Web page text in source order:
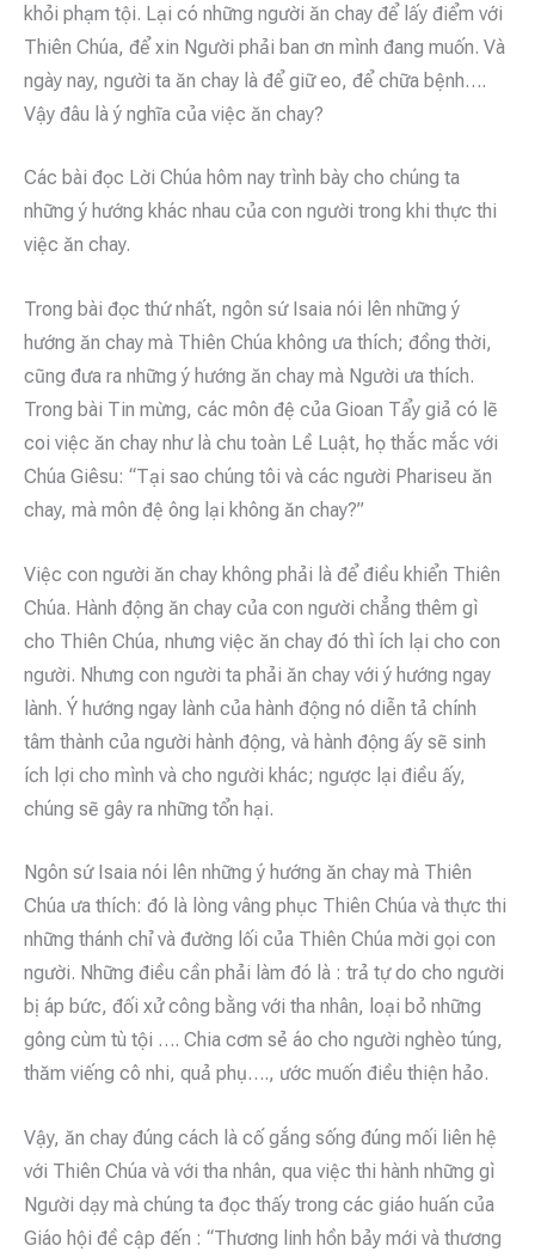
khỏi phạm tội. Lại có những người ăn chay để lấy điểm với
Thiên Chúa, để xin Người phải ban ơn mình đang muốn. Và
ngày nay, người ta ăn chay là để giữ eo, để chữa bệnh….
Vậy đâu là ý nghĩa của việc ăn chay?
Các bài đọc Lời Chúa hôm nay trình bày cho chúng ta
những ý hướng khác nhau của con người trong khi thực thi
việc ăn chay.
Trong bài đọc thứ nhất, ngôn sứ Isaia nói lên những ý
hướng ăn chay mà Thiên Chúa không ưa thích; đồng thời,
cũng đưa ra những ý hướng ăn chay mà Người ưa thích.
Trong bài Tin mừng, các môn đệ của Gioan Tẩy giả có lẽ
coi việc ăn chay như là chu toàn Lề Luật, họ thắc mắc với
Chúa Giêsu: “Tại sao chúng tôi và các người Phariseu ăn
chay, mà môn đệ ông lại không ăn chay?”
Việc con người ăn chay không phải là để điều khiển Thiên
Chúa. Hành động ăn chay của con người chẳng thêm gì
cho Thiên Chúa, nhưng việc ăn chay đó thì ích lại cho con
người. Nhưng con người ta phải ăn chay với ý hướng ngay
lành. Ý hướng ngay lành của hành động nó diễn tả chính
tâm thành của người hành động, và hành động ấy sẽ sinh
ích lợi cho mình và cho người khác; ngược lại điều ấy,
chúng sẽ gây ra những tổn hại.
Ngôn sứ Isaia nói lên những ý hướng ăn chay mà Thiên
Chúa ưa thích: đó là lòng vâng phục Thiên Chúa và thực thi
những thánh chỉ và đường lối của Thiên Chúa mời gọi con
người. Những điều cần phải làm đó là : trả tự do cho người
bị áp bức, đối xử công bằng với tha nhân, loại bỏ những
gông cùm tù tội …. Chia cơm sẻ áo cho người nghèo túng,
thăm viếng cô nhi, quả phụ…., ước muốn điều thiện hảo.
Vậy, ăn chay đúng cách là cố gắng sống đúng mối liên hệ
với Thiên Chúa và với tha nhân, qua việc thi hành những gì
Người dạy mà chúng ta đọc thấy trong các giáo huấn của
Giáo hội đề cập đến : “Thương linh hồn bảy mới và thương